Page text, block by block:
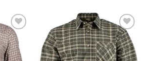
Add to
Wishlist
Add to
Wishlist